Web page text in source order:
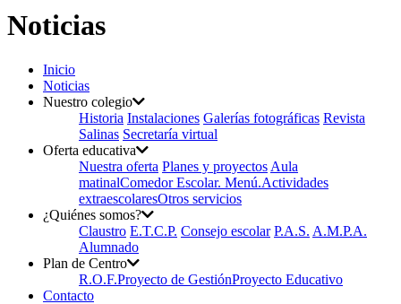
Noticias
Inicio
Noticias
Nuestro colegio
Historia Instalaciones Galerías fotográficas Revista
Salinas Secretaría virtual
Oferta educativa
Nuestra oferta Planes y proyectos Aula
matinalComedor Escolar. Menú.Actividades
extraescolaresOtros servicios
¿Quiénes somos?
Claustro E.T.C.P. Consejo escolar P.A.S. A.M.P.A.
Alumnado
Plan de Centro
R.O.F.Proyecto de GestiónProyecto Educativo
Contacto